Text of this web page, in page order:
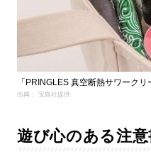
「PRINGLES 真空断熱サワークリ
出典： 宝島社提供
遊び心のある注意